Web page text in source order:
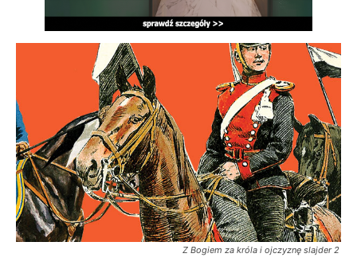
Z Bogiem za króla i ojczyznę slajder 2